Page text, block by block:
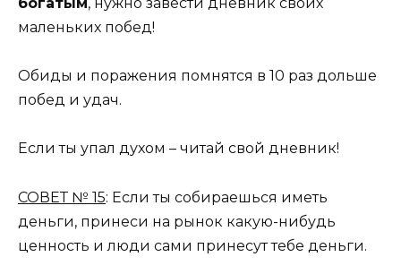
маленьких побед!
Обиды и поражения помнятся в 10 раз дольше
побед и удач.
Если ты упал духом – читай свой дневник!
СОВЕТ № 15: Если ты собираешься иметь
деньги, принеси на рынок какую-нибудь
ценность и люди сами принесут тебе деньги.